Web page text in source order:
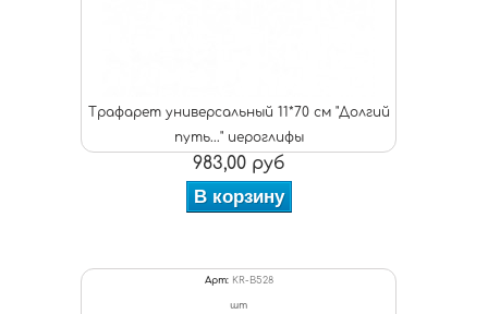
Трафарет универсальный 11*70 см "Долгий
путь..." иероглифы
983,00 руб
В корзину
Арт: KR-B528
шт